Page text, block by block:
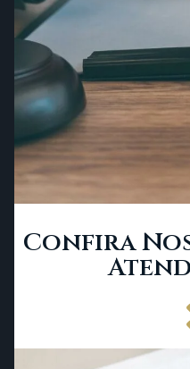
Confira